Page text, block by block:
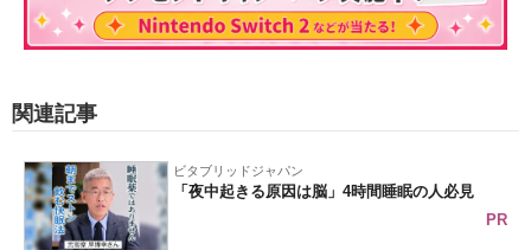
関連記事
ビタブリッドジャパン
「夜中起きる原因は脳」4時間睡眠の人必見
PR